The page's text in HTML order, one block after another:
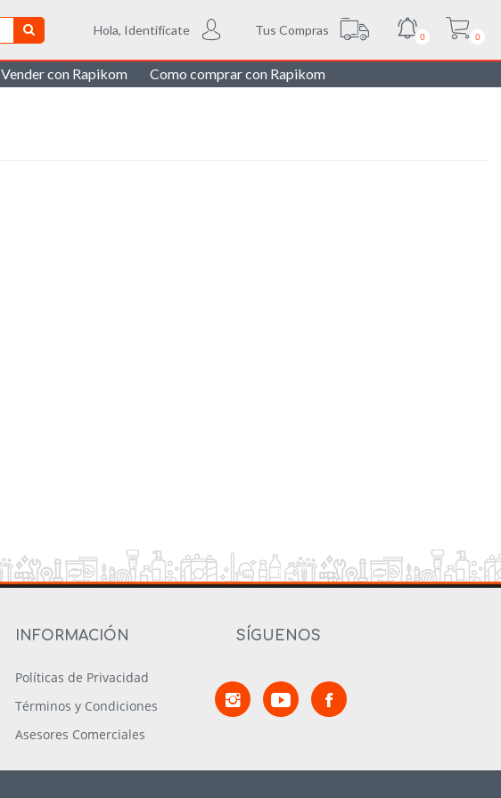
Hola, Identifícate Tus Compras 0 0
Vender con Rapikom Como comprar con Rapikom
INFORMACIÓN
Políticas de Privacidad
Términos y Condiciones
Asesores Comerciales
SÍGUENOS